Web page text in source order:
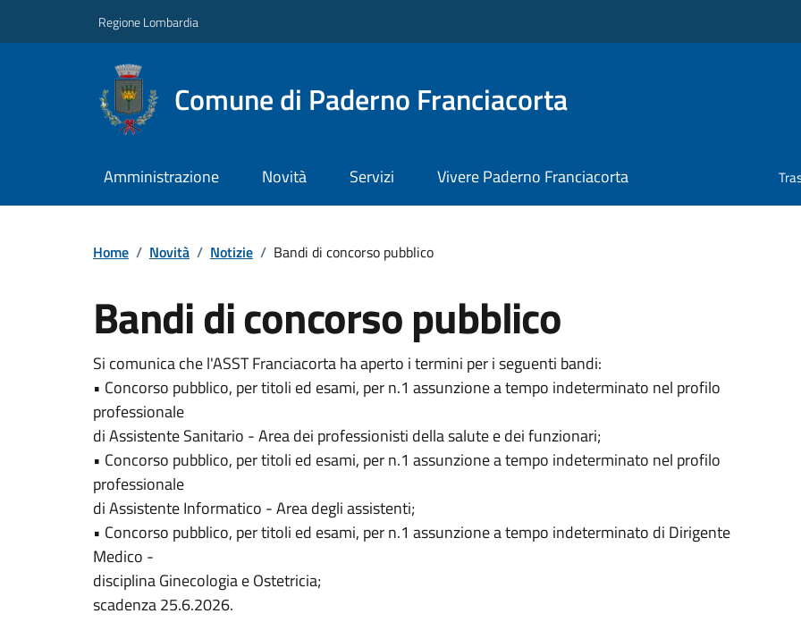
Regione Lombardia
Comune di Paderno Franciacorta
Amministrazione Novità Servizi Vivere Paderno Franciacorta
Home / Novità / Notizie / Bandi di concorso pubblico
Bandi di concorso pubblico
Si comunica che l'ASST Franciacorta ha aperto i termini per i seguenti bandi:
• Concorso pubblico, per titoli ed esami, per n.1 assunzione a tempo indeterminato nel profilo
professionale
di Assistente Sanitario - Area dei professionisti della salute e dei funzionari;
• Concorso pubblico, per titoli ed esami, per n.1 assunzione a tempo indeterminato nel profilo
professionale
di Assistente Informatico - Area degli assistenti;
• Concorso pubblico, per titoli ed esami, per n.1 assunzione a tempo indeterminato di Dirigente
Medico -
disciplina Ginecologia e Ostetricia;
scadenza 25.6.2026.